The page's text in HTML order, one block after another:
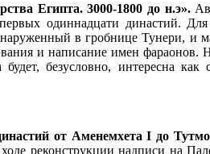
Египта. 3000-1800 до н.э».
одиннадцати династий.
в гробнице Тунери, и
и написание имен фараонов.
безусловно, интересна
от Аменемхета I до
реконструкции надписи на